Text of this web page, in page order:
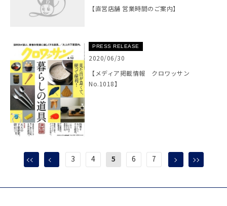
【直営店舗 営業時間のご案内】
PRESS RELEASE
2020/06/30
【メディア掲載情報 クロワッサン
No.1018】
3 4 5 6 7